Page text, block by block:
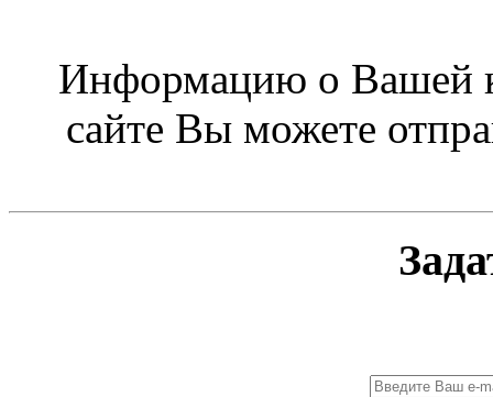
Информацию о Вашей
сайте Вы можете